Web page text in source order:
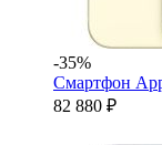
-35%
Смартфон
82 880 ₽